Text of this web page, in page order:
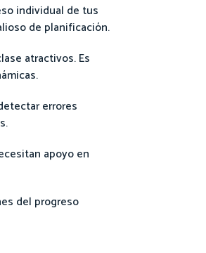
individual de tus
de planificación.
atractivos. Es
errores
apoyo en
del progreso